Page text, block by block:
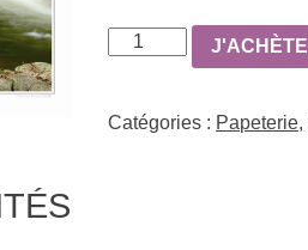
quantité
J'ACHÈTE
Catégories : Papeterie,